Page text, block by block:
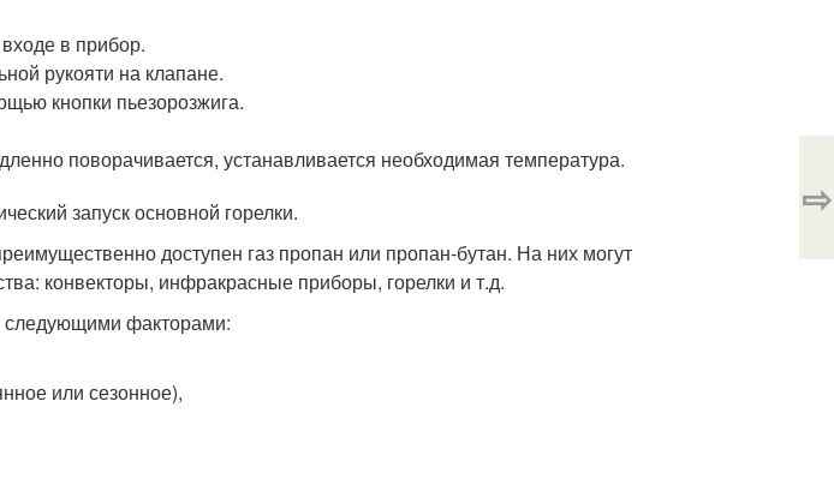
в прибор.
рукояти на клапане.
кнопки пьезорозжига.
поворачивается, устанавливается необходимая температура.
запуск основной горелки.
доступен газ пропан или пропан-бутан. На них могут
конвекторы, инфракрасные приборы, горелки и т.д.
следующими факторами:
или сезонное),
⇨